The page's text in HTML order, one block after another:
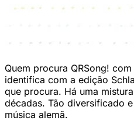
Quem procura QRSong!
identifica com a edição
que procura. Há uma
décadas. Tão diversificado
música alemã.